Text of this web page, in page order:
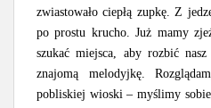
zwiastowało ciepłą zupkę. Z
po prostu krucho. Już mamy
szukać miejsca, aby rozbić
znajomą melodyjkę.
pobliskiej wioski – myślimy